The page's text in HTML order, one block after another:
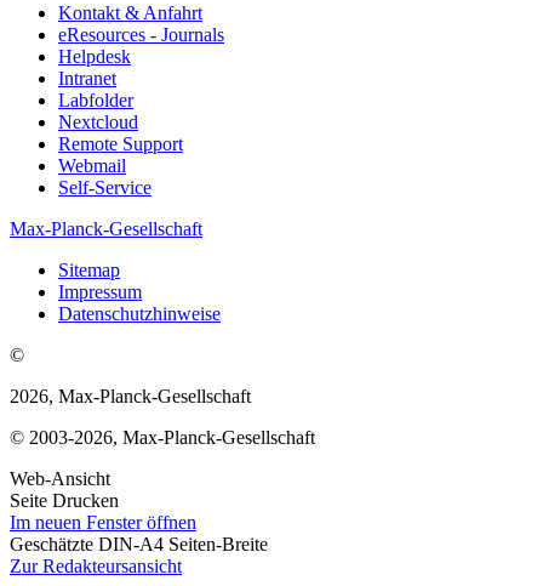
Kontakt & Anfahrt
eResources - Journals
Helpdesk
Intranet
Labfolder
Nextcloud
Remote Support
Webmail
Self-Service
Max-Planck-Gesellschaft
Sitemap
Impressum
Datenschutzhinweise
©
2026, Max-Planck-Gesellschaft
© 2003-2026, Max-Planck-Gesellschaft
Web-Ansicht
Seite Drucken
Im neuen Fenster öffnen
Geschätzte DIN-A4 Seiten-Breite
Zur Redakteursansicht